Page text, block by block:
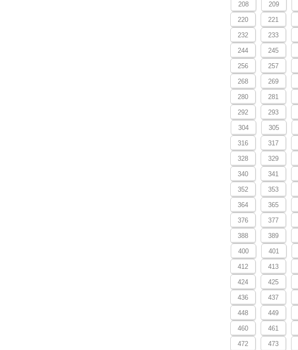
208 209
220 221
232 233
244 245
256 257
268 269
280 281
292 293
304 305
316 317
328 329
340 341
352 353
364 365
376 377
388 389
400 401
412 413
424 425
436 437
448 449
460 461
472 473